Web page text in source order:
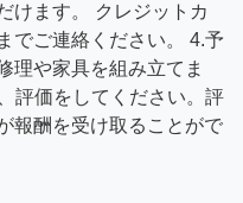
けます。 クレジットカ
でご連絡ください。 4.予
理や家具を組み立てま
評価をしてください。評
報酬を受け取ることがで